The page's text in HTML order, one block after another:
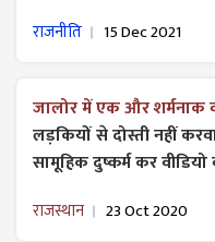
राजनीति 15 Dec 2021
जालोर में एक और शर्मनाक
लड़कियों से दोस्ती नहीं
सामूहिक दुष्कर्म कर
राजस्थान 23 Oct 2020